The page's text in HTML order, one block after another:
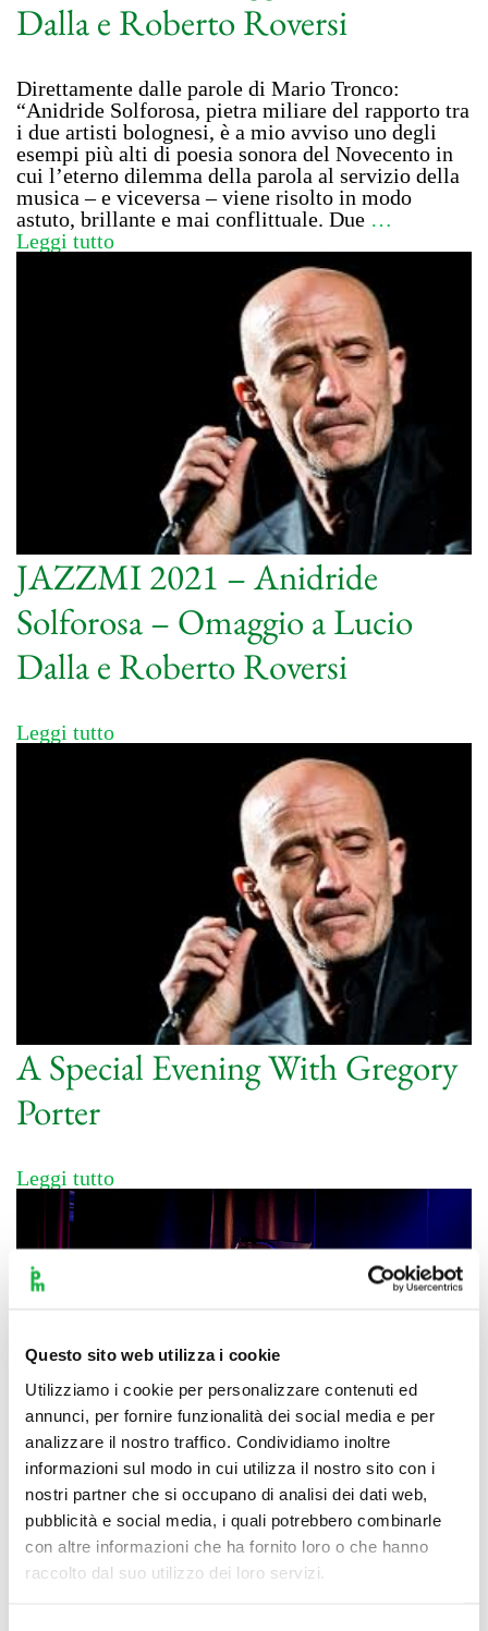
Questo sito web utilizza i cookie
Utilizziamo i cookie per personalizzare contenuti ed
annunci, per fornire funzionalità dei social media e per
analizzare il nostro traffico. Condividiamo inoltre
informazioni sul modo in cui utilizza il nostro sito con i
nostri partner che si occupano di analisi dei dati web,
pubblicità e social media, i quali potrebbero combinarle
con altre informazioni che ha fornito loro o che hanno
raccolto dal suo utilizzo dei loro servizi.
Dalla e Roberto Roversi
Direttamente dalle parole di Mario Tronco:
“Anidride Solforosa, pietra miliare del rapporto tra
i due artisti bolognesi, è a mio avviso uno degli
esempi più alti di poesia sonora del Novecento in
cui l’eterno dilemma della parola al servizio della
musica – e viceversa – viene risolto in modo
astuto, brillante e mai conflittuale. Due …
Leggi tutto
JAZZMI 2021 – Anidride
Solforosa – Omaggio a Lucio
Dalla e Roberto Roversi
Leggi tutto
A Special Evening With Gregory
Porter
Leggi tutto
Paolo Fresu & Omar Sosa –
“Food” – JAZZMI